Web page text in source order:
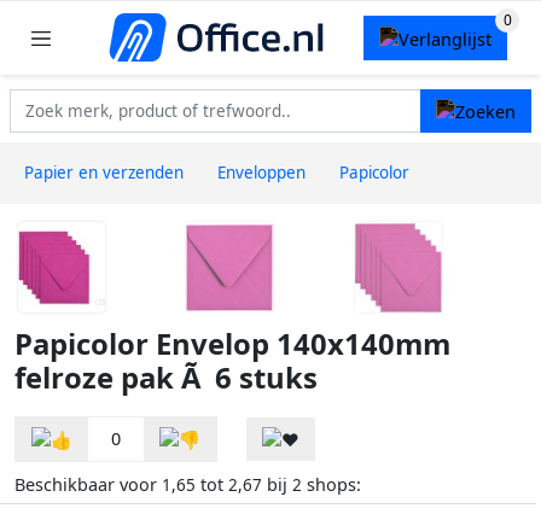
Papier en verzenden Enveloppen Papicolor
Papicolor Envelop 140x140mm
felroze pak Ã 6 stuks
0
Beschikbaar voor 1,65 tot 2,67 bij 2 shops: